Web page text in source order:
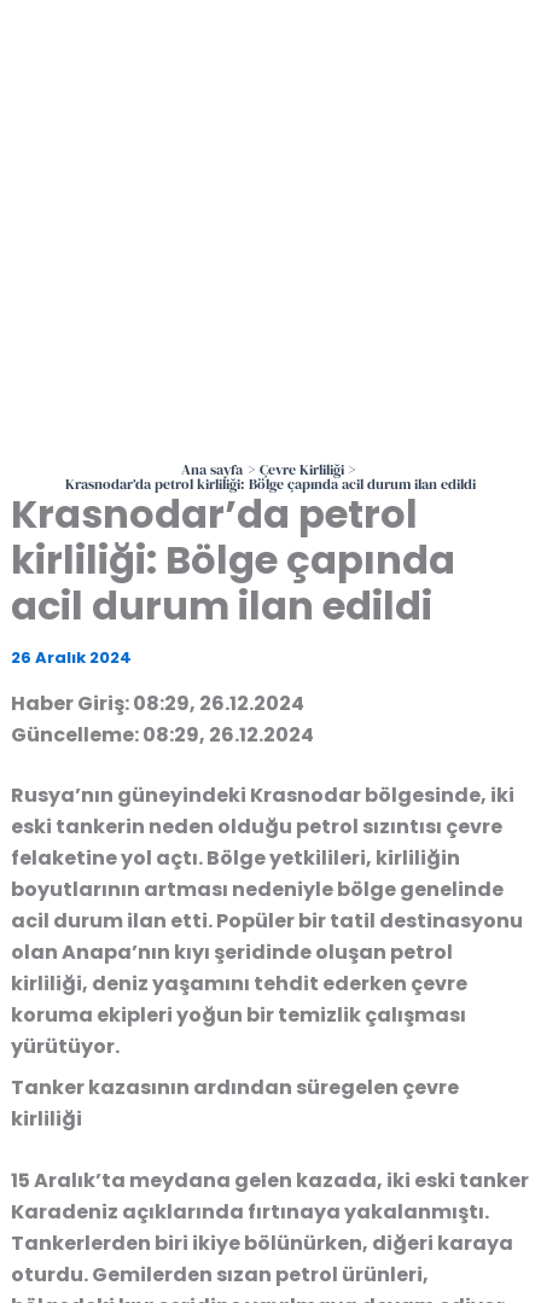
Ana sayfa Çevre Kirliliği
Krasnodar’da petrol kirliliği: Bölge çapında acil durum ilan edildi
Krasnodar’da petrol
kirliliği: Bölge çapında
acil durum ilan edildi
26 Aralık 2024
Haber Giriş: 08:29, 26.12.2024
Güncelleme: 08:29, 26.12.2024
Rusya’nın güneyindeki Krasnodar bölgesinde, iki
eski tankerin neden olduğu petrol sızıntısı çevre
felaketine yol açtı. Bölge yetkilileri, kirliliğin
boyutlarının artması nedeniylebölge genelinde
acil durum ilan etti. Popüler bir tatil destinasyonu
olan Anapa’nın kıyı şeridinde oluşan petrol
kirliliği, deniz yaşamını tehdit ederken çevre
koruma ekipleri yoğun bir temizlik çalışması
yürütüyor.
Tanker kazasının ardından süregelen çevre
kirliliği
15 Aralık’ta meydana gelen kazada, iki eski tanker
Karadeniz açıklarında fırtınaya yakalanmıştı.
Tankerlerden biri ikiye bölünürken, diğeri karaya
oturdu. Gemilerden sızan petrol ürünleri,